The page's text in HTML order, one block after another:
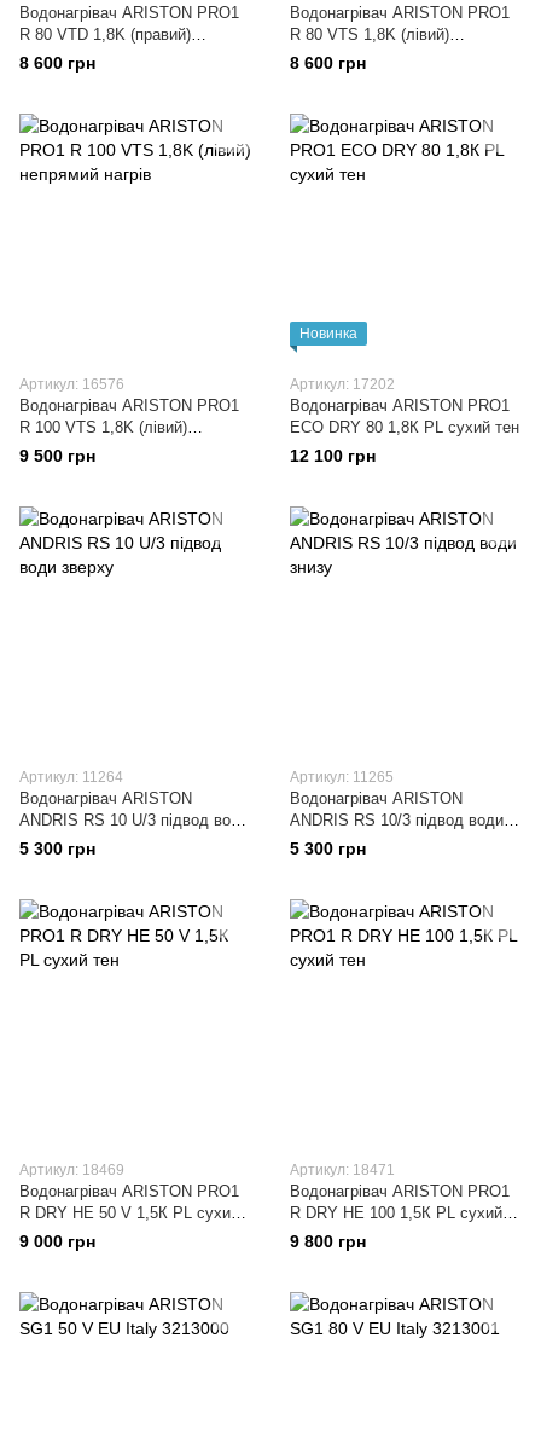
Водонагрівач ARISTON PRO1
R 80 VTD 1,8K (правий)
непрямий нагрiв
8 600 грн
Водонагрівач ARISTON PRO1
R 80 VTS 1,8K (лівий)
непрямий нагрiв
8 600 грн
Артикул: 16576
Водонагрівач ARISTON PRO1
R 100 VTS 1,8K (лівий)
непрямий нагрiв
9 500 грн
Новинка
Артикул: 17202
Водонагрівач ARISTON PRO1
ECO DRY 80 1,8К PL сухий тен
12 100 грн
Артикул: 11264
Водонагрівач ARISTON
ANDRIS RS 10 U/3 підвод води
зверху
5 300 грн
Артикул: 11265
Водонагрівач ARISTON
ANDRIS RS 10/3 підвод води
знизу
5 300 грн
Артикул: 18469
Водонагрівач ARISTON PRO1
R DRY HE 50 V 1,5К PL сухий
тен
9 000 грн
Артикул: 18471
Водонагрівач ARISTON PRO1
R DRY HE 100 1,5К PL сухий
тен
9 800 грн